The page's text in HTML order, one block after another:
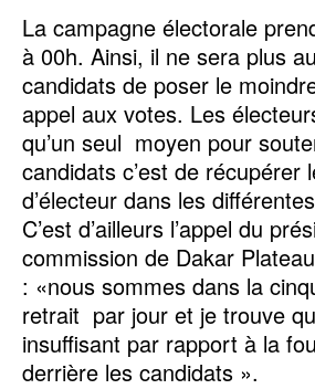
La campagne électorale
à 00h. Ainsi, il ne sera plus
candidats de poser le
appel aux votes. Les
qu’un seul moyen pour
candidats c’est de récupérer
d’électeur dans les
C’est d’ailleurs l’appel du
commission de Dakar
: «nous sommes dans la
retrait par jour et je trouve
insuffisant par rapport à la
derrière les candidats ».